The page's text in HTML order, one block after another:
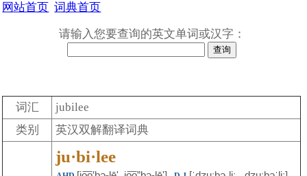
网站首页 词典首页
请输入您要查询的英文单词或汉字：
词汇
jubilee
类别
英汉双解翻译词典
ju·bi·lee